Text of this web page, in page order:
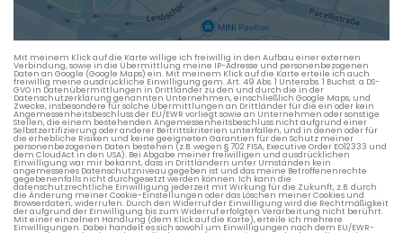
Die berechneten Anreisezeiten basieren auf den
Verkehrsdaten eines typischen Dienstag morgens um 8:30.
Mit meinem Klick auf die Karte willige ich freiwillig in den Aufbau einer externen
Verbindung, sowie in die Übermittlung meine IP-Adresse und personenbezogenen
Daten an Google (Google Maps) ein. Mit meinem Klick auf die Karte erteile ich auch
freiwillig meine ausdrückliche Einwilligung gem. Art. 49 Abs. 1 Unterabs. 1 Buchst. a DS-
GVO in Datenübermittlungen in Drittländer zu den und durch die in der
Datenschutzerklärung genannten Unternehmen, einschließlich Google Maps, und
Zwecke, insbesondere für solche Übermittlungen an Drittländer für die ein oder kein
Angemessenheitsbeschluss der EU/EWR vorliegt sowie an Unternehmen oder sonstige
Stellen, die einem bestehenden Angemessenheitsbeschluss nicht aufgrund einer
Selbstzertifizierung oder anderer Beitrittskriterien unterfallen, und in denen oder für
die erhebliche Risiken und keine geeigneten Garantien für den Schutz meiner
personenbezogenen Daten bestehen (z.B. wegen § 702 FISA, Executive Order EO12333 und
dem CloudAct in den USA). Bei Abgabe meiner freiwilligen und ausdrücklichen
Einwilligung war mir bekannt, dass in Drittländern unter Umständen kein
angemessenes Datenschutzniveau gegeben ist und das meine Betroffenenrechte
gegebenenfalls nicht durchgesetzt werden können. Ich kann die
datenschutzrechtliche Einwilligung jederzeit mit Wirkung für die Zukunft, z.B. durch
die Änderung meiner Cookie-Einstellungen oder das Löschen meiner Cookies und
Browserdaten, widerrufen. Durch den Widerruf der Einwilligung wird die Rechtmäßigkeit
der aufgrund der Einwilligung bis zum Widerruf erfolgten Verarbeitung nicht berührt.
Mit einer einzelnen Handlung (dem Klick auf die Karte), erteile ich mehrere
Einwilligungen. Dabei handelt es sich sowohl um Einwilligungen nach dem EU/EWR-